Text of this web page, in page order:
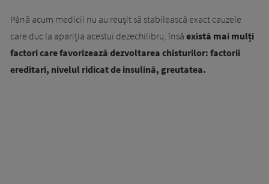
Până acum medicii nu au reușit să stabilească exact cauzele
care duc la apariția acestui dezechilibru, însă există mai mulți
factori care favorizează dezvoltarea chisturilor: factorii
ereditari, nivelul ridicat de insulină, greutatea.